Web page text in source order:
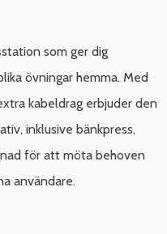
som ger dig
övningar hemma. Med
kabeldrag erbjuder den
inklusive bänkpress,
för att möta behoven
användare.